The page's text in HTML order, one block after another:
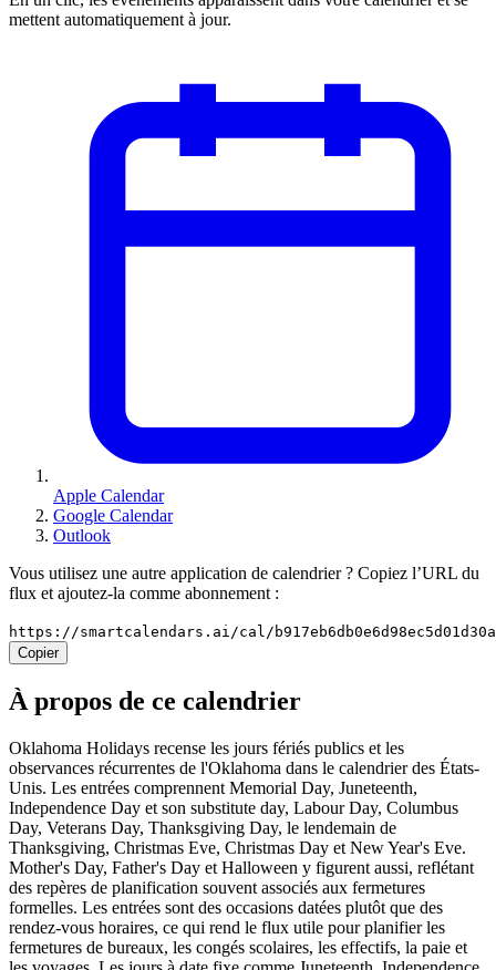
mettent automatiquement à jour.
Apple Calendar
Google Calendar
Outlook
Vous utilisez une autre application de calendrier ? Copiez l’URL du
flux et ajoutez-la comme abonnement :
https://smartcalendars.ai/cal/
Copier
À propos de ce calendrier
Oklahoma Holidays recense les jours fériés publics et les
observances récurrentes de l'Oklahoma dans le calendrier des États-
Unis. Les entrées comprennent Memorial Day, Juneteenth,
Independence Day et son substitute day, Labour Day, Columbus
Day, Veterans Day, Thanksgiving Day, le lendemain de
Thanksgiving, Christmas Eve, Christmas Day et New Year's Eve.
Mother's Day, Father's Day et Halloween y figurent aussi, reflétant
des repères de planification souvent associés aux fermetures
formelles. Les entrées sont des occasions datées plutôt que des
rendez-vous horaires, ce qui rend le flux utile pour planifier les
fermetures de bureaux, les congés scolaires, les effectifs, la paie et